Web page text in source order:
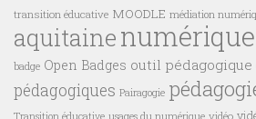
transition éducative MOODLE médiation
aquitainenumérique
badge Open Badges outil pédagogique
pédagogiques Pairagogie
Transition éducative usages du numérique vidéo